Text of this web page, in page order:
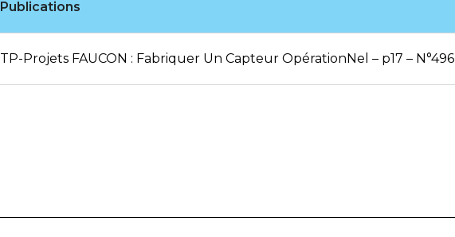
Publications
TP-Projets FAUCON : Fabriquer Un Capteur OpérationNel – p17 – N°496